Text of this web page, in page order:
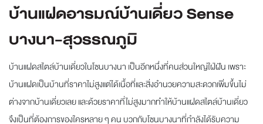
บ้านแฝดอารมณ์บ้านเดี่ยว Sense
บางนา-สุวรรณภูมิ
บ้านแฝดสไตล์บ้านเดี่ยวในโซนบางนา เป็นอีกหนึ่งที่คนส่วนใหญ่ใฝ่ฝัน เพราะ
บ้านแฝดเป็นบ้านที่ราคาไม่สูงแต่ได้เนื้อที่และสิ่งอำนวยความสะดวกเพิ่มขึ้นไม่
ต่างจากบ้านเดี่ยวเลย และด้วยราคาที่ไม่สูงมากทำให้บ้านแฝดสไตล์บ้านเดี่ยว
จึงเป็นที่ต้องการของใครหลาย ๆ คน บวกกับโซนบางนาที่กำลังได้รับความ